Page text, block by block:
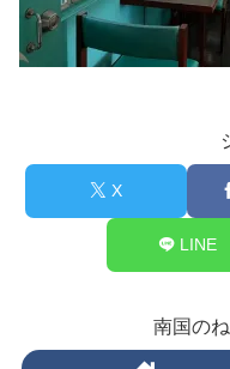
X
LINE
南国の